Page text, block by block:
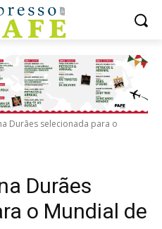
Durães selecionada para o
Durães
o Mundial de